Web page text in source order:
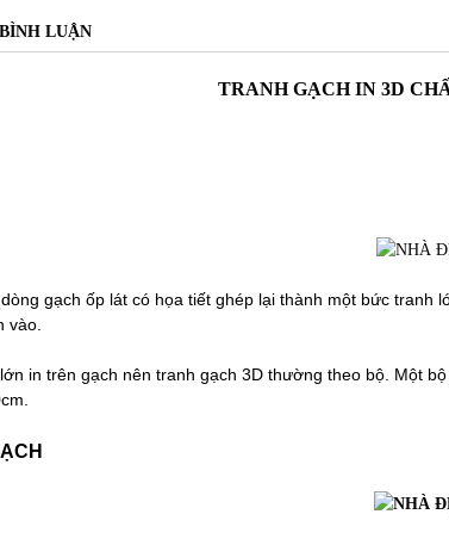
BÌNH LUẬN
TRANH GẠCH IN 3D
gạch ốp lát có họa tiết ghép lại thành một bức
vào.
in trên gạch nên tranh gạch 3D thường theo bộ. Một